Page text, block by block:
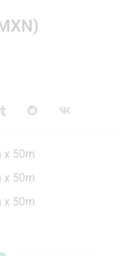
)
x 50m
x 50m
x 50m